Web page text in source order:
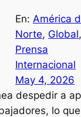
En: América
Norte, Global
Prensa
Internacional
May 4, 2026
despedir a
lo